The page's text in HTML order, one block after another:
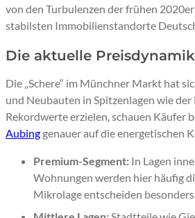
von den Turbulenzen der frühen
stabilsten Immobilienstandorte
Die aktuelle
Die „Schere“ im Münchner Markt hat
und Neubauten in Spitzenlagen wie
Rekordwerte erzielen, schauen Käufer
Aubing genauer auf die energetischen
Premium-Segment: In Lagen
Wohnungen werden hier häufig
Mikrolage entscheiden